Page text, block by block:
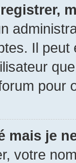
Il
pour
mais je
votre